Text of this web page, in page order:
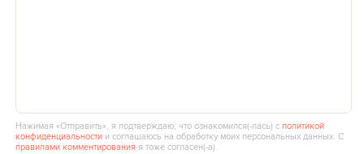
Нажимая «Отправить», я подтверждаю, что ознакомился(‑лась) сполитикой
конфиденциальности и соглашаюсь на обработку моих персональных данных. С
правилами комментирования я тоже согласен(‑а).